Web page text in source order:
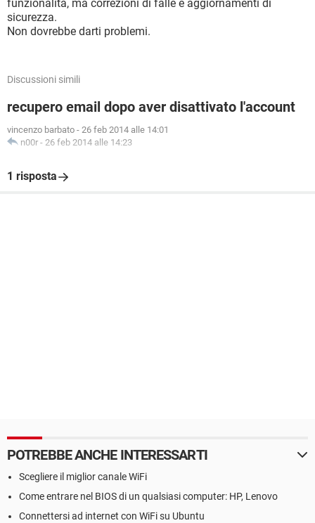
funzionalità, ma correzioni di falle e aggiornamenti di
sicurezza.
Non dovrebbe darti problemi.
Discussioni simili
recupero email dopo aver disattivato l'account
vincenzo barbato - 26 feb 2014 alle 14:01
n00r - 26 feb 2014 alle 14:23
1 risposta
POTREBBE ANCHE INTERESSARTI
Scegliere il miglior canale WiFi
Come entrare nel BIOS di un qualsiasi computer: HP, Lenovo
Connettersi ad internet con WiFi su Ubuntu